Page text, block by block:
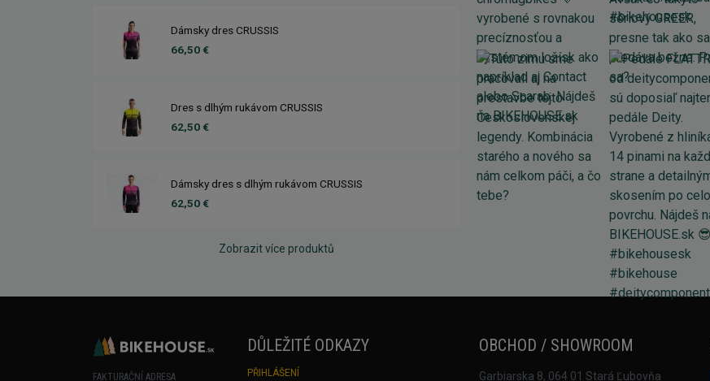
Dámsky dres CRUSSIS
66,50 €
Dres s dlhým rukávom CRUSSIS
62,50 €
Dámsky dres s dlhým rukávom CRUSSIS
62,50 €
Zobrazit více produktů
FAKTURAČNÍ ADRESA
DŮLEŽITÉ ODKAZY
PŘIHLÁŠENÍ
OBCHOD / SHOWROOM
Garbiarska 8, 064 01 Stará Ľubovňa